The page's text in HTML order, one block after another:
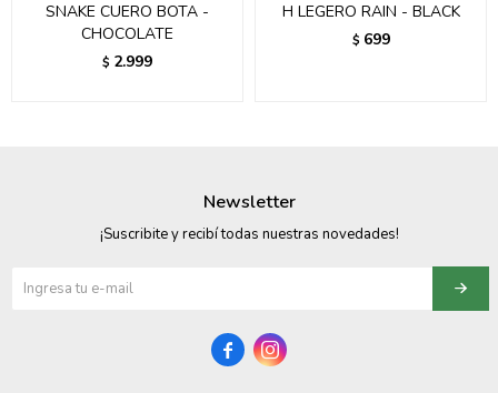
SNAKE CUERO BOTA -
CHOCOLATE
$ 2.999
H LEGERO RAIN - BLACK
$ 699
Newsletter
¡Suscribite y recibí todas nuestras novedades!
 